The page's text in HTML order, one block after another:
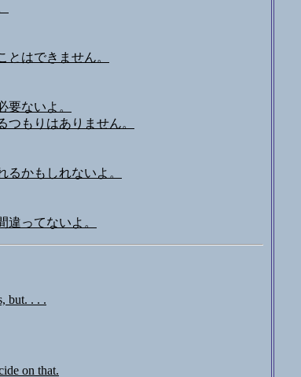
とはできません。
要ないよ。
もりはありません。
かもしれないよ。
ってないよ。
but. . . .
on that.